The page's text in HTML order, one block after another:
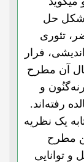
مشکل حل
تئوری
فرار
آن مطرح
و
رفته‌اند.
یک نظریه
مطرح
و توانایی